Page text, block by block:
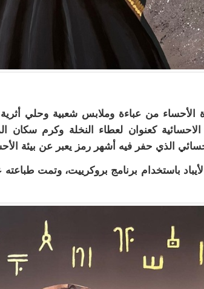
الأحساء من عباءة وملابس شعبية وحلي
كعنوان لعطاء النخلة وكرم سكان
الذي حفر فيه أشهر رمز يعبر عن بيئة
باستخدام برنامج بروكرييت، وتمت